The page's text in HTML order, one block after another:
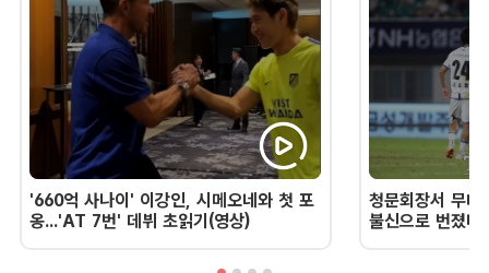
'660억 사나이' 이강인, 시메오네와 첫 포
옹...'AT 7번' 데뷔 초읽기(영상)
청문회장서 무너
불신으로 번졌